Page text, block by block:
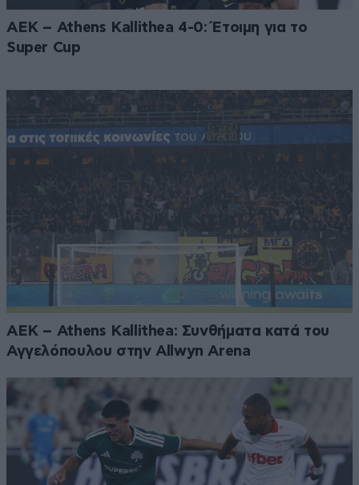
ΑΕΚ – Athens Kallithea 4-0: Έτοιμη για το
Super Cup
ΑΕΚ – Athens Kallithea: Συνθήματα κατά του
Αγγελόπουλου στην Allwyn Arena